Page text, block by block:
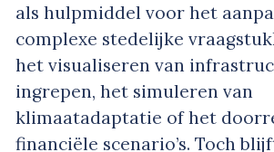
als hulpmiddel voor het
complexe stedelijke
het visualiseren van
ingrepen, het simuleren van
klimaatadaptatie of het
financiële scenario’s. Toch